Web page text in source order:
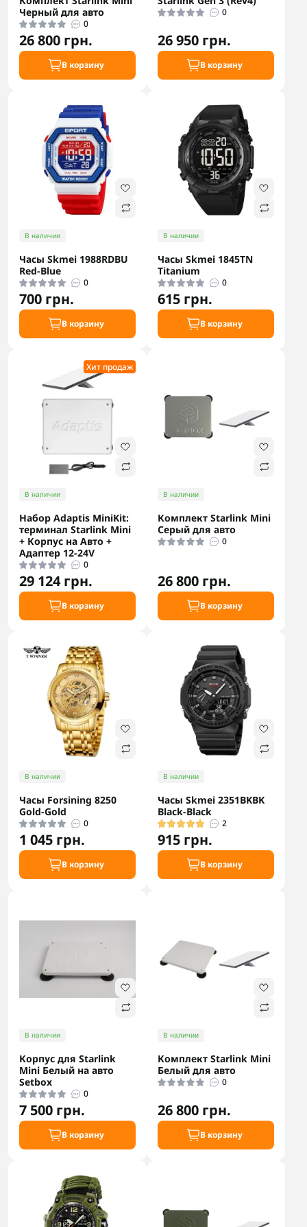
Черный для авто
0
26 800 грн.
В корзину
0
26 950 грн.
В корзину
В наличии
Часы Skmei 1988RDBU
Red-Blue
0
700 грн.
В корзину
В наличии
Часы Skmei 1845TN
Titanium
0
615 грн.
В корзину
Хит продаж
В наличии
Набор Adaptis MiniKit:
терминал Starlink Mini
+ Корпус на Авто +
Адаптер 12-24V
0
29 124 грн.
В корзину
В наличии
Комплект Starlink Mini
Серый для авто
0
26 800 грн.
В корзину
В наличии
Часы Forsining 8250
Gold-Gold
0
1 045 грн.
В корзину
В наличии
Часы Skmei 2351BKBK
Black-Black
2
915 грн.
В корзину
В наличии
Корпус для Starlink
Mini Белый на авто
Setbox
0
7 500 грн.
В корзину
В наличии
Комплект Starlink Mini
Белый для авто
0
26 800 грн.
В корзину